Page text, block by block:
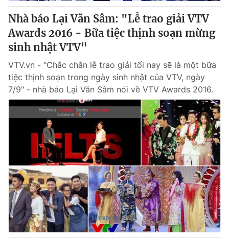
Nhà báo Lại Văn Sâm: "Lễ trao giải VTV
Awards 2016 - Bữa tiệc thịnh soạn mừng
sinh nhật VTV"
VTV.vn - "Chắc chắn lễ trao giải tối nay sẽ là một bữa
tiệc thịnh soạn trong ngày sinh nhật của VTV, ngày
7/9" - nhà báo Lại Văn Sâm nói về VTV Awards 2016.